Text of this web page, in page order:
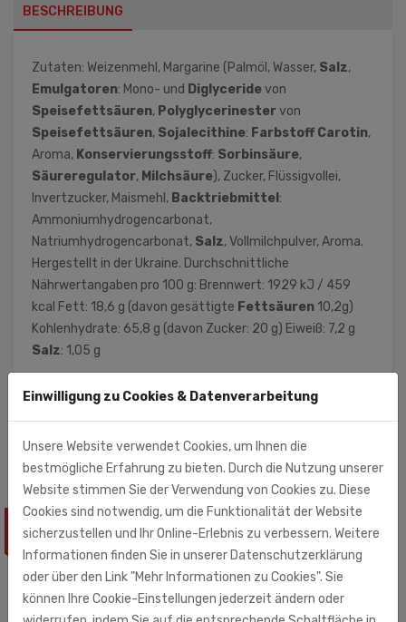
BESCHREIBUNG
Zutaten: Weizenmehl, Margarine (Palmöl, Wasser, Salz,
Emulgatoren: Mono- und Diglyceridevon
Speisefettsäuren, Polyglycerinestervon
Speisefettsäuren, Sojalecithine: Farbstoff Carotin,
Aroma, Konservierungsstoff: Sorbinsäure,
Säureregulator, Milchsäure), Zucker, Flüssigvollei,
Invertzucker, Maismehl, Backtriebmittel :
Ammoniumhydrogencarbonat,
Natriumhydrogencarbonat, Salz, Vollmilchpulver, Aroma.
Hergestellt in der Ukraine. Durchschnittliche
Nährwertangaben pro 100 g: Brennwert: 1929 kJ / 459
kcal Fett: 18,6 g (davon gesättigte Fettsäuren 10,2g)
Kohlenhydrate: 65,8 g (davon Zucker: 20 g) Eiweiß: 7,2 g
Salz: 1,05 g
Monolith Nord (Importeur)
21224 Rosengarten
ÄHNLICHE PRODUKTE
Einwilligung zu Cookies & Datenverarbeitung
Unsere Website verwendet Cookies, um Ihnen die
bestmögliche Erfahrung zu bieten. Durch die Nutzung unserer
Website stimmen Sie der Verwendung von Cookies zu. Diese
Cookies sind notwendig, um die Funktionalität der Website
sicherzustellen und Ihr Online-Erlebnis zu verbessern. Weitere
Informationen finden Sie in unserer Datenschutzerklärung
oder über den Link "Mehr Informationen zu Cookies". Sie
können Ihre Cookie-Einstellungen jederzeit ändern oder